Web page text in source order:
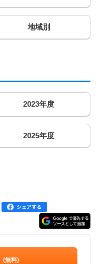
地域別
2023年度
2025年度
(無料)